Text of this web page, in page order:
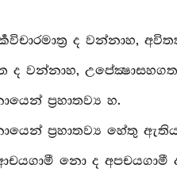
ද වන්නාහ,
ද වන්නාහ,
ප්‍රහාතව්‍ය හ.
ප්‍රහාතව්‍ය හේතු
නො ද අපචයගාමී